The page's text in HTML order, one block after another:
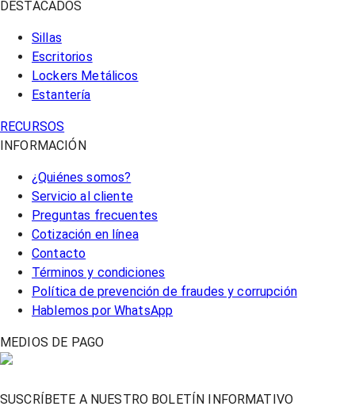
DESTACADOS
Sillas
Escritorios
Lockers Metálicos
Estantería
RECURSOS
INFORMACIÓN
¿Quiénes somos?
Servicio al cliente
Preguntas frecuentes
Cotización en línea
Contacto
Términos y condiciones
Política de prevención de fraudes y corrupción
Hablemos por WhatsApp
MEDIOS DE PAGO
SUSCRÍBETE A NUESTRO BOLETÍN INFORMATIVO